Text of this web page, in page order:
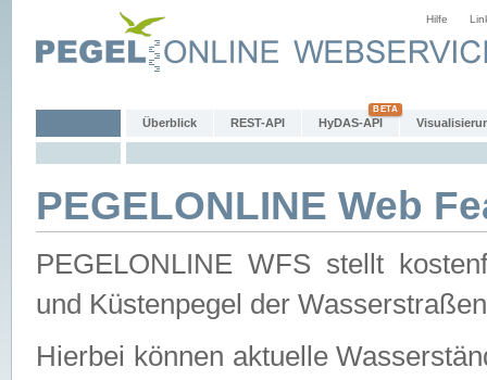
Hilfe
Überblick REST-API HyDAS-API
PEGELONLINE Web
PEGELONLINE WFS stellt
und Küstenpegel der
Hierbei können aktuelle